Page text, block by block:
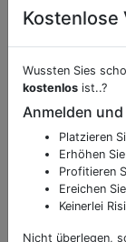
Ihren
Kostenlose
Wussten Sies
kostenlos ist..?
Anmelden
Platzieren
Erhöhen
Profitieren
Ereichen
Keinerlei
Nicht überlegen,